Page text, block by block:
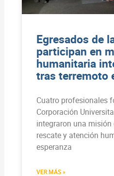
Egresados de
participan en
humanitaria
tras terremoto
Cuatro profesionales
Corporación
integraron una misión
rescate y atención
esperanza
VER MÁS »